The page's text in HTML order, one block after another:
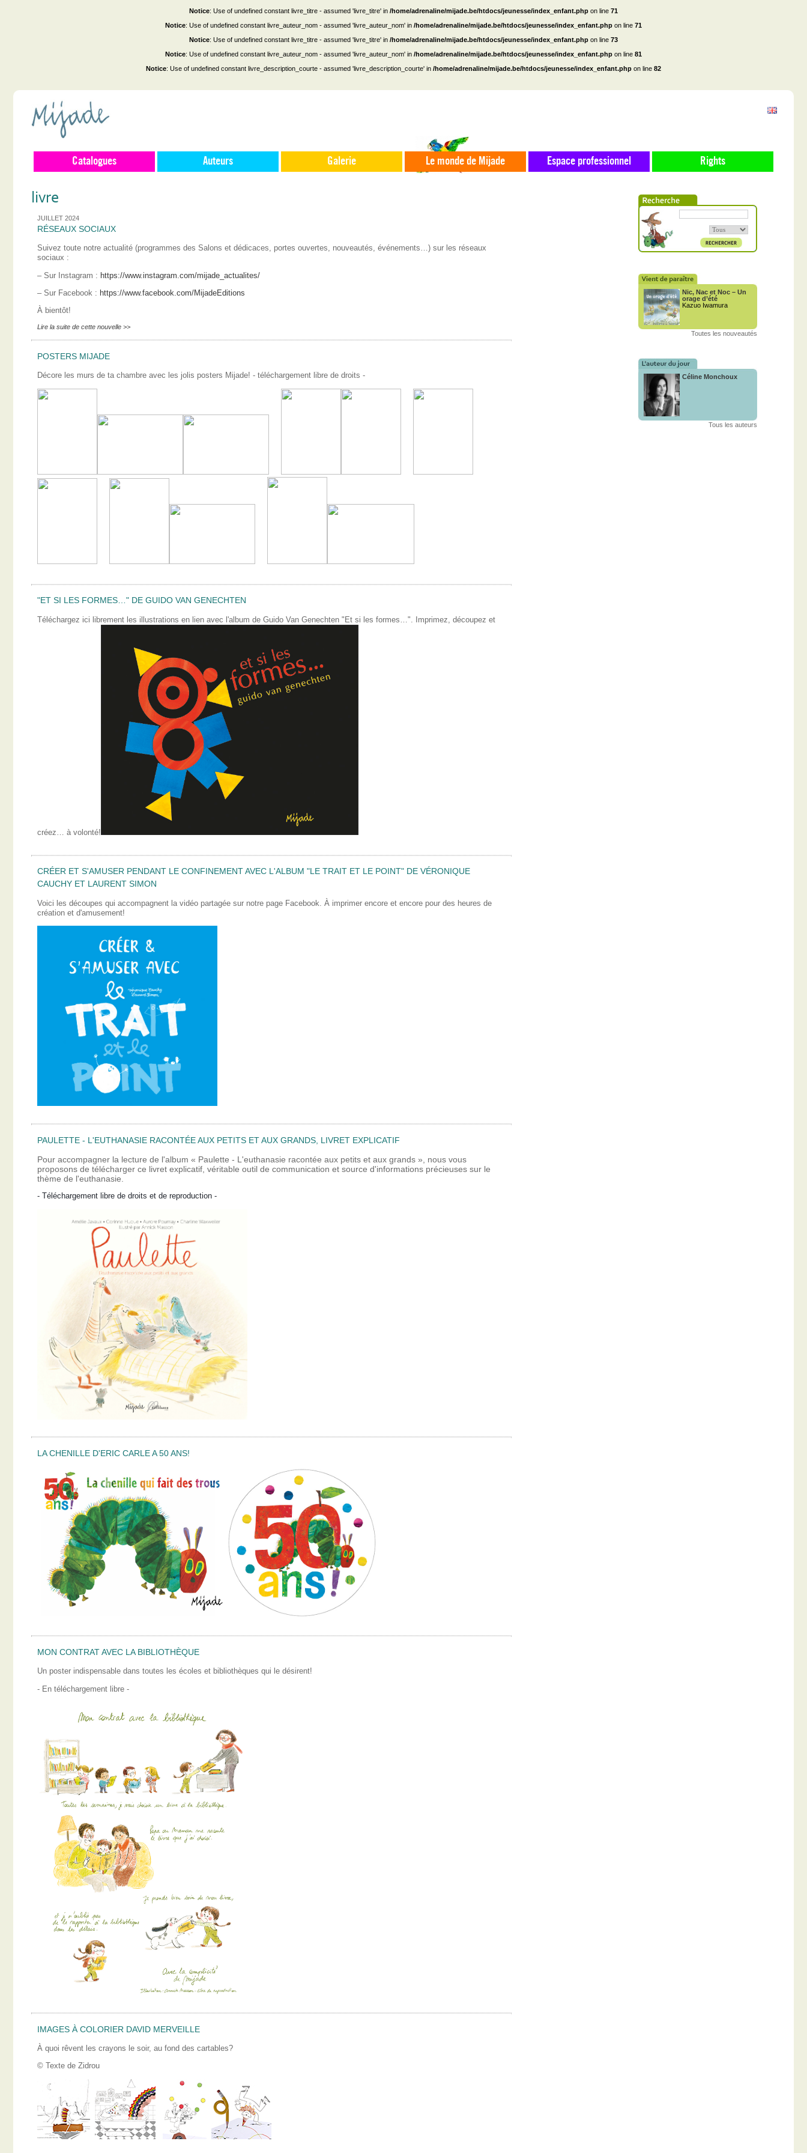
Notice: Use of undefined constant livre_titre - assumed 'livre_titre' in /home/adrenaline/mijade.be/htdocs/jeunesse/index_enfant.php on line 71
Notice: Use of undefined constant livre_auteur_nom - assumed 'livre_auteur_nom' in /home/adrenaline/mijade.be/htdocs/jeunesse/index_enfant.php on line 71
Notice: Use of undefined constant livre_titre - assumed 'livre_titre' in /home/adrenaline/mijade.be/htdocs/jeunesse/index_enfant.php on line 73
Notice: Use of undefined constant livre_auteur_nom - assumed 'livre_auteur_nom' in /home/adrenaline/mijade.be/htdocs/jeunesse/index_enfant.php on line 81
Notice: Use of undefined constant livre_description_courte - assumed 'livre_description_courte' in /home/adrenaline/mijade.be/htdocs/jeunesse/index_enfant.php on line 82
Catalogues Auteurs Galerie Le monde de Mijade Espace professionnel Rights
livre
JUILLET 2024
RÉSEAUX SOCIAUX
Suivez toute notre actualité (programmes des Salons et dédicaces, portes ouvertes, nouveautés, événements…) sur les réseaux
sociaux :
– Sur Instagram : https://www.instagram.com/mijade_actualites/
– Sur Facebook : https://www.facebook.com/MijadeEditions
À bientôt!
Lire la suite de cette nouvelle >>
POSTERS MIJADE
Décore les murs de ta chambre avec les jolis posters Mijade! - téléchargement libre de droits -
"ET SI LES FORMES…" DE GUIDO VAN GENECHTEN
Téléchargez ici librement les illustrations en lien avec l'album de Guido Van Genechten "Et si les formes…". Imprimez, découpez et
créez… à volonté!
CRÉER ET S'AMUSER PENDANT LE CONFINEMENT AVEC L'ALBUM "LE TRAIT ET LE POINT" DE VÉRONIQUE
CAUCHY ET LAURENT SIMON
Voici les découpes qui accompagnent la vidéo partagée sur notre page Facebook. À imprimer encore et encore pour des heures de
création et d'amusement!
PAULETTE - L'EUTHANASIE RACONTÉE AUX PETITS ET AUX GRANDS, LIVRET EXPLICATIF
Pour accompagner la lecture de l'album « Paulette - L'euthanasie racontée aux petits et aux grands », nous vous
proposons de télécharger ce livret explicatif, véritable outil de communication et source d'informations précieuses sur le
thème de l'euthanasie.
- Téléchargement libre de droits et de reproduction -
LA CHENILLE D'ERIC CARLE A 50 ANS!
MON CONTRAT AVEC LA BIBLIOTHÈQUE
Un poster indispensable dans toutes les écoles et bibliothèques qui le désirent!
- En téléchargement libre -
IMAGES À COLORIER DAVID MERVEILLE
À quoi rêvent les crayons le soir, au fond des cartables?
© Texte de Zidrou
Nic‚ Nac et Noc – Un
orage d’été
Kazuo Iwamura
Toutes les nouveautés
Céline Monchoux
Tous les auteurs